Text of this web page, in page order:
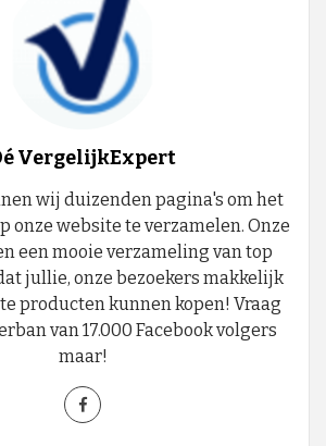
VergelijkExpert
wij duizenden pagina's om het
onze website te verzamelen. Onze
een mooie verzameling van top
jullie, onze bezoekers makkelijk
producten kunnen kopen! Vraag
van 17.000 Facebook volgers
maar!